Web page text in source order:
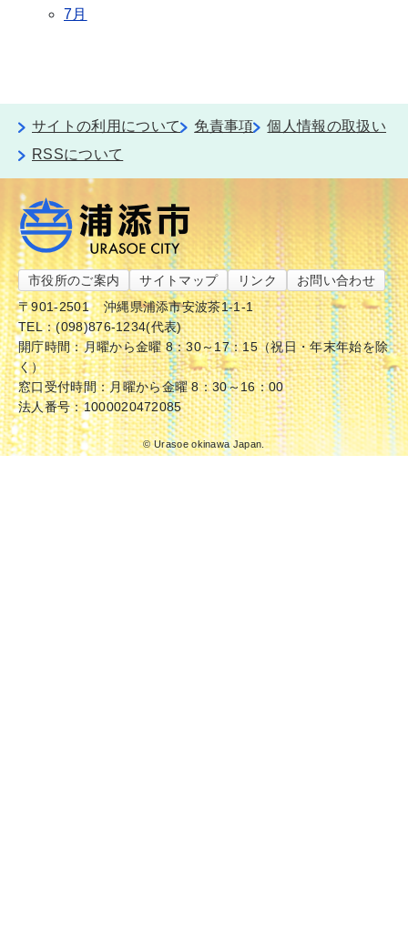
7月
サイトの利用について 免責事項
個人情報の取扱い
RSSについて
市役所のご案内 サイトマップ リンク
お問い合わせ
〒901-2501
沖縄県浦添市安波茶1-1-1
TEL：(098)876-1234(代表)
開庁時間：月曜から金曜 8：30～17：15（祝日・年末年始を除
く）
窓口受付時間：月曜から金曜 8：30～16：00
法人番号：1000020472085
© Urasoe okinawa Japan.